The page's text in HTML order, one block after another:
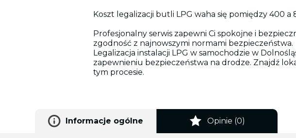
Koszt legalizacji butli LPG waha się pomiędzy 400 a
Profesjonalny serwis zapewni Ci spokojne i
zgodność z najnowszymi normami bezpieczeństwa.
Legalizacja instalacji LPG w samochodzie w
zapewnieniu bezpieczeństwa na drodze. Znajdź
tym procesie.
Informacje ogólne Opinie (0)